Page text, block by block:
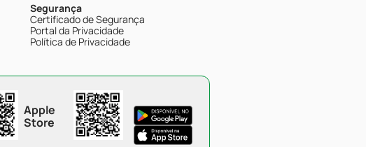
Segurança
Certificado de Segurança
Portal da Privacidade
Política de Privacidade
Apple
Store